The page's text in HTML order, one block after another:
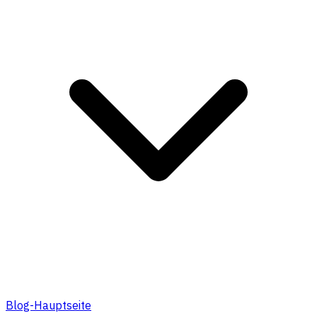
Blog-Hauptseite